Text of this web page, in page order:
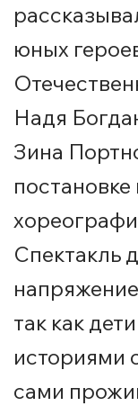
юных
Надя
Зина
Спектакль
так как
историями
сами